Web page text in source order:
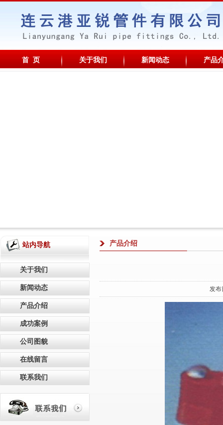
首 页 关于我们 新闻动态 产品
站内导航
关于我们
新闻动态
产品介绍
成功案例
公司图貌
在线留言
联系我们
产品介绍
发布